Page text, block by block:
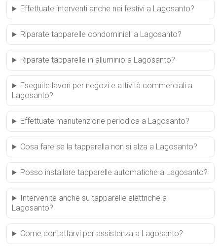
Effettuate interventi anche nei festivi a Lagosanto?
Riparate tapparelle condominiali a Lagosanto?
Riparate tapparelle in alluminio a Lagosanto?
Eseguite lavori per negozi e attività commerciali a
Lagosanto?
Effettuate manutenzione periodica a Lagosanto?
Cosa fare se la tapparella non si alza a Lagosanto?
Posso installare tapparelle automatiche a Lagosanto?
Intervenite anche su tapparelle elettriche a
Lagosanto?
Come contattarvi per assistenza a Lagosanto?